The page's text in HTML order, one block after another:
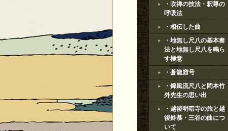
・吹禅の技法・釈尊の
呼吸法
・相伝した曲
・地無し尺八の基本奏
法と地無し尺八を鳴ら
す極意
・蒼龍窟号
・錦風流尺八と岡本竹
外先生の思い出
・越後明暗寺の旅と越
後鈴慕・三谷の曲につ
いて